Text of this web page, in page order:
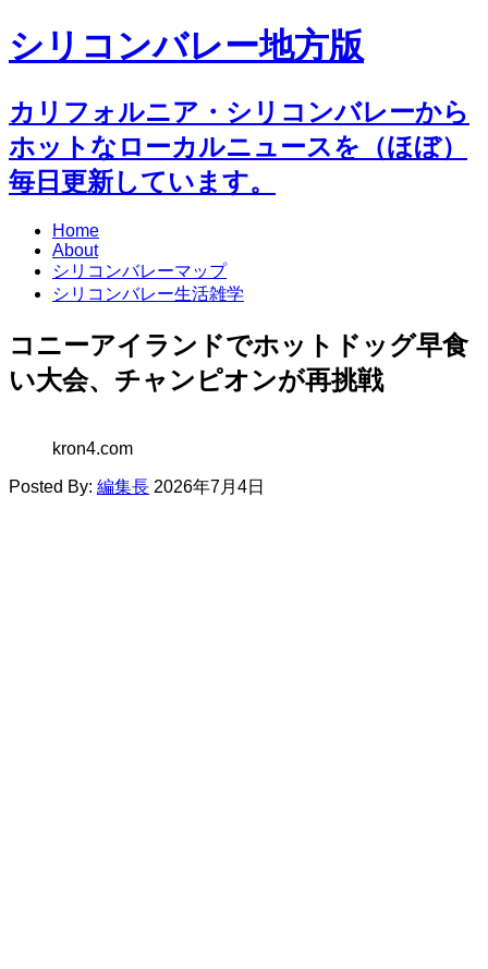
シリコンバレー地方版
カリフォルニア・シリコンバレーから
ホットなローカルニュースを（ほぼ）
毎日更新しています。
Home
About
シリコンバレーマップ
シリコンバレー生活雑学
コニーアイランドでホットドッグ早食
い大会、チャンピオンが再挑戦
kron4.com
Posted By: 編集長 2026年7月4日